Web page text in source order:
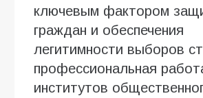
ключевым фактором
граждан и обеспечения
легитимности выборов
профессиональная
институтов